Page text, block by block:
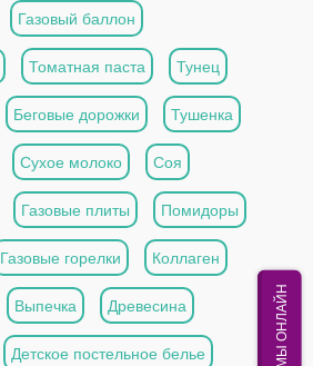
Газовый баллон
Томатная паста Тунец
Беговые дорожки Тушенка
Сухое молоко Соя
Газовые плиты Помидоры
Газовые горелки Коллаген
Выпечка Древесина
Детское постельное белье МЫ ОНЛАЙН